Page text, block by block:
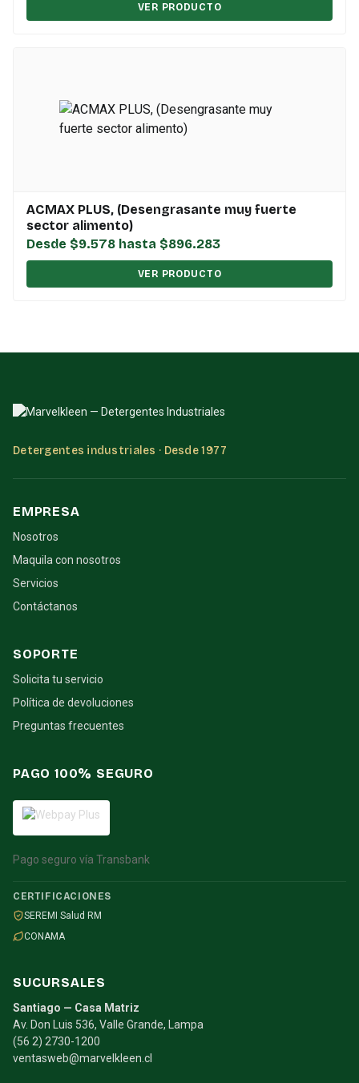
VER PRODUCTO
ACMAX PLUS, (Desengrasante muy fuerte
sector alimento)
Desde $9.578 hasta $896.283
VER PRODUCTO
Detergentes industriales · Desde 1977
EMPRESA
Nosotros
Maquila con nosotros
Servicios
Contáctanos
SOPORTE
Solicita tu servicio
Política de devoluciones
Preguntas frecuentes
PAGO 100% SEGURO
Pago seguro vía Transbank
CERTIFICACIONES
SEREMI Salud RM
CONAMA
SUCURSALES
Santiago — Casa Matriz
Av. Don Luis 536, Valle Grande, Lampa
(56 2) 2730-1200
ventasweb@marvelkleen.cl